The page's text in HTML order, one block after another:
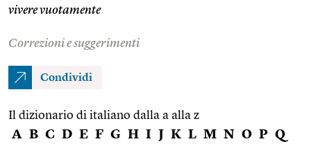
vivere vuotamente
Correzioni e suggerimenti
Condividi
Il dizionario di italiano dalla a alla z
A B C D E F G H I J K L M N O P Q